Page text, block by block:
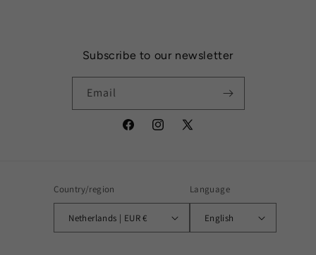
Subscribe to our newsletter
Email
FacebookInstagram
X
Country/region
Netherlands | EUR €
Language
English